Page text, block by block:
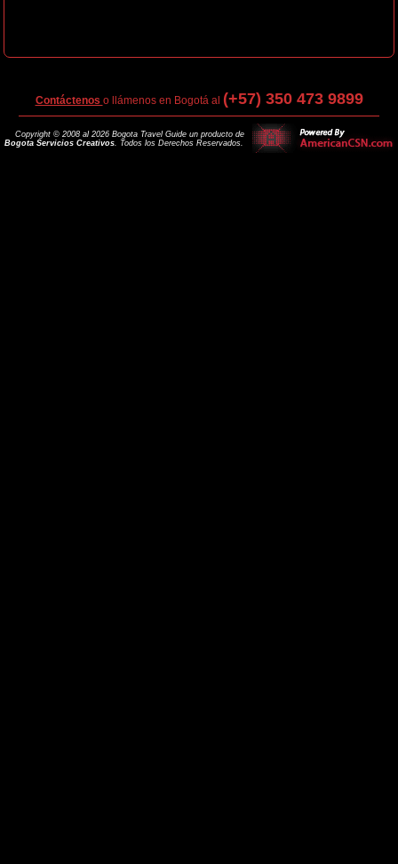
Contáctenos o llámenos en Bogotá al (+57) 350 473 9899
Copyright © 2008 al 2026 Bogota Travel Guide un producto de
Bogota Servicios Creativos. Todos los Derechos Reservados.